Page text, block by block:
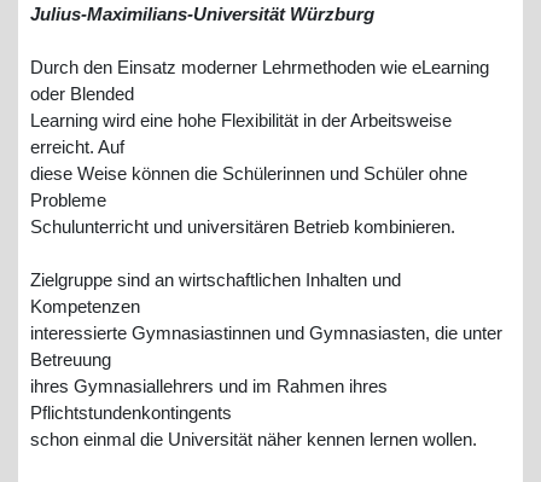
Julius-Maximilians-Universität Würzburg
Durch den Einsatz moderner Lehrmethoden wie eLearning
oder Blended
Learning wird eine hohe Flexibilität in der Arbeitsweise
erreicht. Auf
diese Weise können die Schülerinnen und Schüler ohne
Probleme
Schulunterricht und universitären Betrieb kombinieren.
Zielgruppe sind an wirtschaftlichen Inhalten und
Kompetenzen
interessierte Gymnasiastinnen und Gymnasiasten, die unter
Betreuung
ihres Gymnasiallehrers und im Rahmen ihres
Pflichtstundenkontingents
schon einmal die Universität näher kennen lernen wollen.